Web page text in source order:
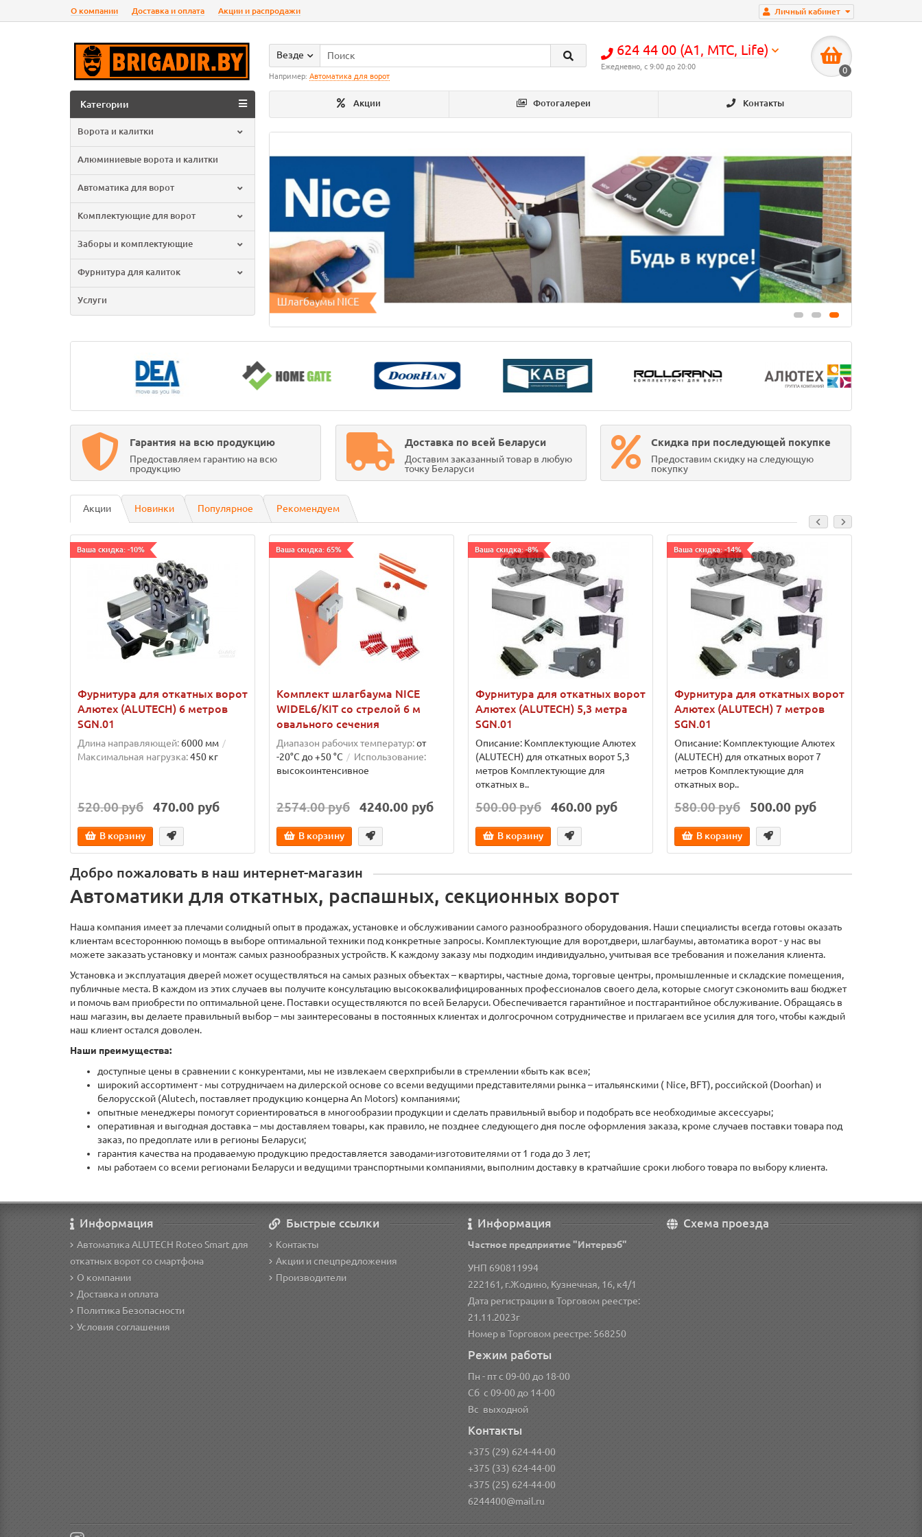
Личный кабинет
О компании Доставка и оплата Акции и распродажи
624 44 00 (А1, МТС, Life)
Ежедневно, с 9:00 до 20:00 0
Везде
Например: Автоматика для ворот
Акции Фотогалереи Контакты
Категории
Ворота и калитки
Алюминиевые ворота и калитки
Автоматика для ворот
Комплектующие для ворот
Заборы и комплектующие
Фурнитура для калиток
Услуги Шлагбаумы NICE
Гарантия на всю продукцию
Предоставляем гарантию на всю
продукцию
Доставка по всей Беларуси
Доставим заказанный товар в любую
точку Беларуси
Скидка при последующей покупке
Предоставим скидку на следующую
покупку
Акции Новинки Популярное Рекомендуем
Ваша скидка: -10%
Фурнитура для откатных ворот
Алютех (ALUTECH) 6 метров
SGN.01
Длина направляющей: 6000 мм
Максимальная нагрузка:450 кг
520.00 руб 470.00 руб
В корзину
Ваша скидка: 65%
Комплект шлагбаума NICE
WIDEL6/KIT со стрелой 6 м
овального сечения
Диапазон рабочих температур:от
-20°C до +50 °C
Использование:
высокоинтенсивное
2574.00 руб 4240.00 руб
В корзину
Ваша скидка: -8%
Фурнитура для откатных ворот
Алютех (ALUTECH) 5,3 метра
SGN.01
Описание: Комплектующие Алютех
(ALUTECH) для откатных ворот 5,3
метров Комплектующие для
откатных в..
500.00 руб 460.00 руб
В корзину
Ваша скидка: -14%
Фурнитура для откатных ворот
Алютех (ALUTECH) 7 метров
SGN.01
Описание: Комплектующие Алютех
(ALUTECH) для откатных ворот 7
метров Комплектующие для
откатных вор..
580.00 руб 500.00 руб
В корзину
Добро пожаловать в наш интернет-магазин
Автоматики для откатных, распашных, секционных ворот
Наша компания имеет за плечами солидный опыт в продажах, установке и обслуживании самого разнообразного оборудования. Наши специалисты всегда готовы оказать
клиентам всестороннюю помощь в выборе оптимальной техники под конкретные запросы. Комплектующие для ворот,двери, шлагбаумы, автоматика ворот - у нас вы
можете заказать установку и монтаж самых разнообразных устройств. К каждому заказу мы подходим индивидуально, учитывая все требования и пожелания клиента.
Установка и эксплуатация дверей может осуществляться на самых разных объектах – квартиры, частные дома, торговые центры, промышленные и складские помещения,
публичные места. В каждом из этих случаев вы получите консультацию высококвалифицированных профессионалов своего дела, которые смогут сэкономить ваш бюджет
и помочь вам приобрести по оптимальной цене. Поставки осуществляются по всей Беларуси. Обеспечивается гарантийное и постгарантийное обслуживание. Обращаясь в
наш магазин, вы делаете правильный выбор – мы заинтересованы в постоянных клиентах и долгосрочном сотрудничестве и прилагаем все усилия для того, чтобы каждый
наш клиент остался доволен.
Наши преимущества:
доступные цены в сравнении с конкурентами, мы не извлекаем сверхприбыли в стремлении «быть как все»;
широкий ассортимент - мы сотрудничаем на дилерской основе со всеми ведущими представителями рынка – итальянскими ( Nice, BFT), российской (Doorhan) и
белорусской (Alutech, поставляет продукцию концерна An Motors) компаниями;
опытные менеджеры помогут сориентироваться в многообразии продукции и сделать правильный выбор и подобрать все необходимые аксессуары;
оперативная и выгодная доставка – мы доставляем товары, как правило, не позднее следующего дня после оформления заказа, кроме случаев поставки товара под
заказ, по предоплате или в регионы Беларуси;
гарантия качества на продаваемую продукцию предоставляется заводами-изготовителями от 1 года до 3 лет;
мы работаем со всеми регионами Беларуси и ведущими транспортными компаниями, выполним доставку в кратчайшие сроки любого товара по выбору клиента.
Информация
Автоматика ALUTECH Roteo Smart для
откатных ворот со смартфона
О компании
Доставка и оплата
Политика Безопасности
Условия соглашения
Быстрые ссылки
Контакты
Акции и спецпредложения
Производители
Информация
Частное предприятие "Интервэб"
УНП 690811994
222161, г.Жодино, Кузнечная, 16, к4/1
Дата регистрации в Торговом реестре:
21.11.2023г
Номер в Торговом реестре: 568250
Режим работы
Пн - пт с 09-00 до 18-00
Сб с 09-00 до 14-00
Вс выходной
Контакты
+375 (29) 624-44-00
+375 (33) 624-44-00
+375 (25) 624-44-00
6244400@mail.ru
Схема проезда